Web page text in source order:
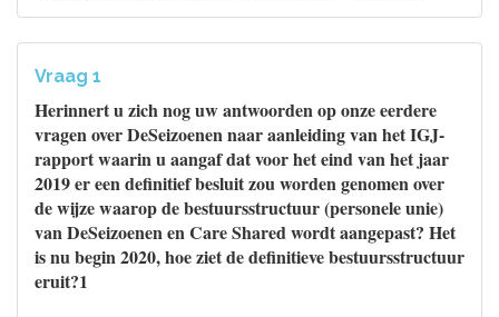
Vraag 1
Herinnert u zich nog uw antwoorden op onze eerdere
vragen over DeSeizoenen naar aanleiding van het IGJ-
rapport waarin u aangaf dat voor het eind van het jaar
2019 er een definitief besluit zou worden genomen over
de wijze waarop de bestuursstructuur (personele unie)
van DeSeizoenen en Care Shared wordt aangepast? Het
is nu begin 2020, hoe ziet de definitieve bestuursstructuur
eruit?1